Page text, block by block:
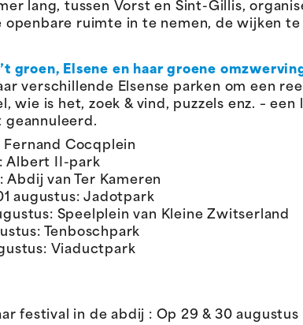
lang, tussen Vorst en Sint-Gillis,
openbare ruimte in te nemen, de wijken
groen, Elsene en haar groene
verschillende Elsense parken om een
wie is het, zoek & vind, puzzels enz. –
geannuleerd.
Fernand Cocqplein
Albert II-park
Abdij van Ter Kameren
augustus: Jadotpark
Speelplein van Kleine Zwitserland
Tenboschpark
Viaductpark
festival in de abdij : Op 29 & 30